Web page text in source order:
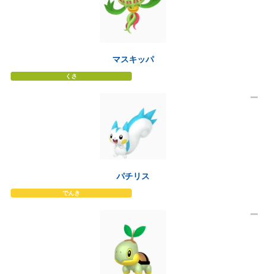
マスキッパ
くさ
パチリス
でんき